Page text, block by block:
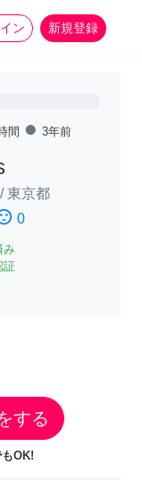
ン 新規登録
more_horiz
間 fiber_manual_record 3年前
/東京都
0
み
証
する
OK!